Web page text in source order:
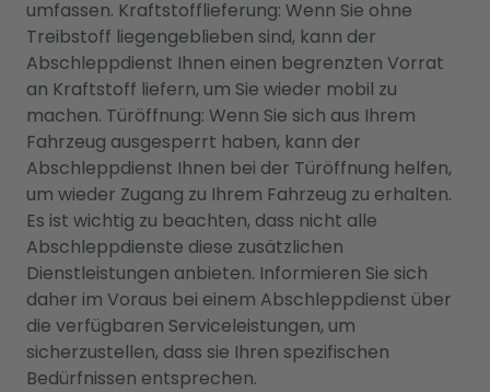
umfassen. Kraftstofflieferung: Wenn Sie ohne
Treibstoff liegengeblieben sind, kann der
Abschleppdienst Ihnen einen begrenzten Vorrat
an Kraftstoff liefern, um Sie wieder mobil zu
machen. Türöffnung: Wenn Sie sich aus Ihrem
Fahrzeug ausgesperrt haben, kann der
Abschleppdienst Ihnen bei der Türöffnung helfen,
um wieder Zugang zu Ihrem Fahrzeug zu erhalten.
Es ist wichtig zu beachten, dass nicht alle
Abschleppdienste diese zusätzlichen
Dienstleistungen anbieten. Informieren Sie sich
daher im Voraus bei einem Abschleppdienst über
die verfügbaren Serviceleistungen, um
sicherzustellen, dass sie Ihren spezifischen
Bedürfnissen entsprechen.